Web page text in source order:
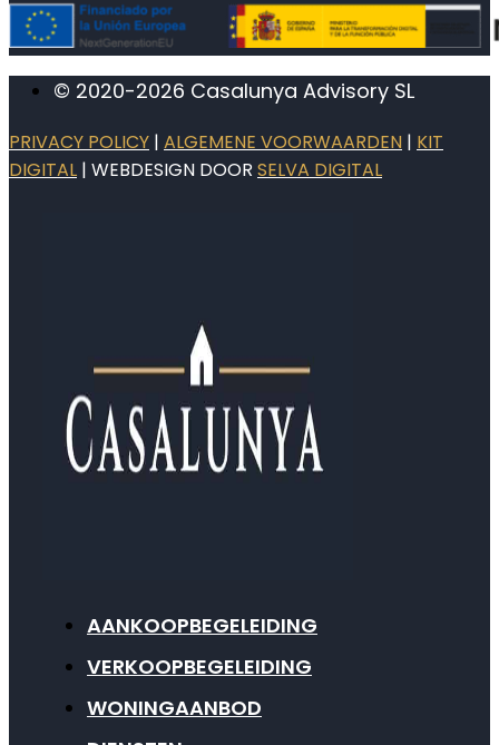
© 2020-2026 Casalunya Advisory SL
PRIVACY POLICY | ALGEMENE VOORWAARDEN | KIT
DIGITAL | WEBDESIGN DOOR SELVA DIGITAL
AANKOOPBEGELEIDING
VERKOOPBEGELEIDING
WONINGAANBOD